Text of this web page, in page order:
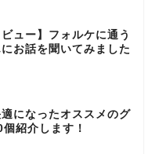
ビュー】フォルケに通う
お話を聞いてみました
になったオススメのグ
紹介します！